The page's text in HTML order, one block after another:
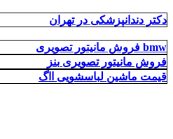
دکتر دندانپزشکی در تهران
فروش مانیتور تصویری bmw
فروش مانیتور تصویری بنز
قیمت ماشین لباسشویی ااگ